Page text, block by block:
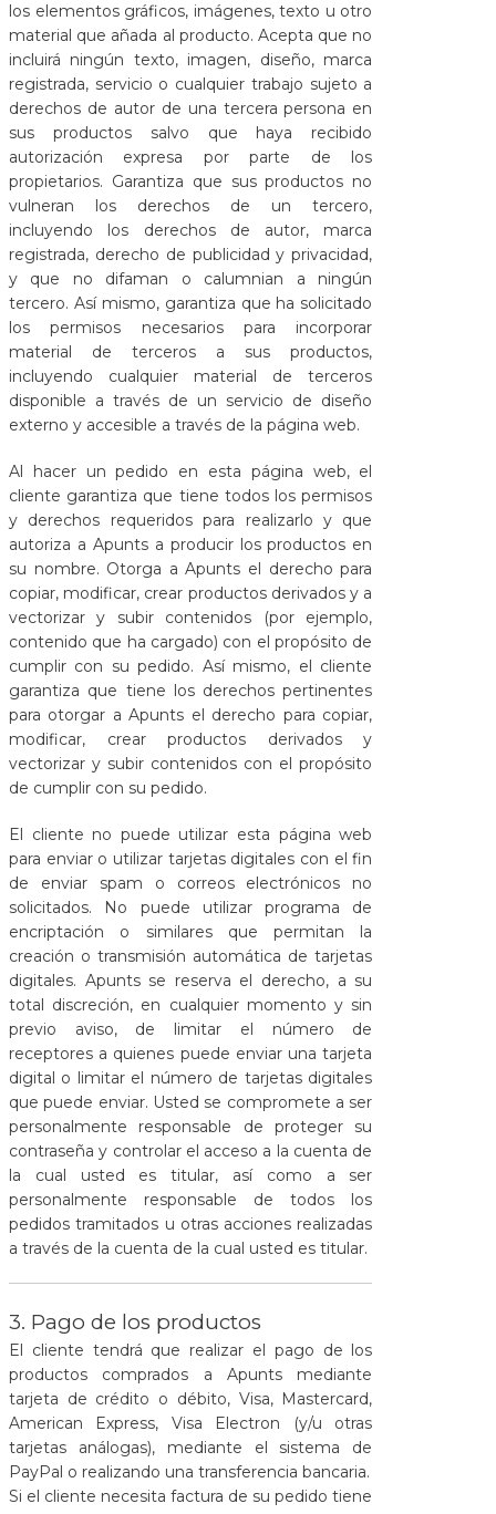
los elementos gráficos, imágenes, texto u otro
material que añada al producto. Acepta que no
incluirá ningún texto, imagen, diseño, marca
registrada, servicio o cualquier trabajo sujeto a
derechos de autor de una tercera persona en
sus productos salvo que haya recibido
autorización expresa por parte de los
propietarios. Garantiza que sus productos no
vulneran los derechos de un tercero,
incluyendo los derechos de autor, marca
registrada, derecho de publicidad y privacidad,
y que no difaman o calumnian a ningún
tercero. Así mismo, garantiza que ha solicitado
los permisos necesarios para incorporar
material de terceros a sus productos,
incluyendo cualquier material de terceros
disponible a través de un servicio de diseño
externo y accesible a través de la página web.
Al hacer un pedido en esta página web, el
cliente garantiza que tiene todos los permisos
y derechos requeridos para realizarlo y que
autoriza a Apunts a producir los productos en
su nombre. Otorga a Apunts el derecho para
copiar, modificar, crear productos derivados y a
vectorizar y subir contenidos (por ejemplo,
contenido que ha cargado) con el propósito de
cumplir con su pedido. Así mismo, el cliente
garantiza que tiene los derechos pertinentes
para otorgar a Apunts el derecho para copiar,
modificar, crear productos derivados y
vectorizar y subir contenidos con el propósito
de cumplir con su pedido.
El cliente no puede utilizar esta página web
para enviar o utilizar tarjetas digitales con el fin
de enviar spam o correos electrónicos no
solicitados. No puede utilizar programa de
encriptación o similares que permitan la
creación o transmisión automática de tarjetas
digitales. Apunts se reserva el derecho, a su
total discreción, en cualquier momento y sin
previo aviso, de limitar el número de
receptores a quienes puede enviar una tarjeta
digital o limitar el número de tarjetas digitales
que puede enviar. Usted se compromete a ser
personalmente responsable de proteger su
contraseña y controlar el acceso a la cuenta de
la cual usted es titular, así como a ser
personalmente responsable de todos los
pedidos tramitados u otras acciones realizadas
a través de la cuenta de la cual usted es titular.
3. Pago de los productos
El cliente tendrá que realizar el pago de los
productos comprados a Apunts mediante
tarjeta de crédito o débito, Visa, Mastercard,
American Express, Visa Electron (y/u otras
tarjetas análogas), mediante el sistema de
PayPal o realizando una transferencia bancaria.
Si el cliente necesita factura de su pedido tiene